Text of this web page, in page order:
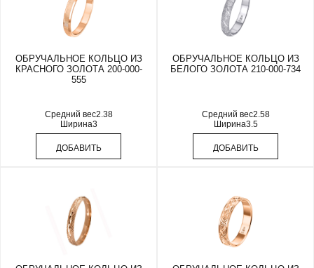
ОБРУЧАЛЬНОЕ КОЛЬЦО ИЗ
КРАСНОГО ЗОЛОТА 200-000-
555
Средний вес2.38
Ширина3
ДОБАВИТЬ
ОБРУЧАЛЬНОЕ КОЛЬЦО ИЗ
БЕЛОГО ЗОЛОТА 210-000-734
Средний вес2.58
Ширина3.5
ДОБАВИТЬ